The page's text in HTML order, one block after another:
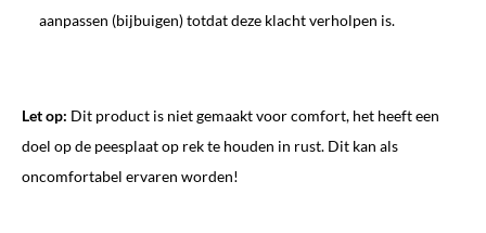
aanpassen (bijbuigen) totdat deze klacht verholpen is.
Let op: Dit product is niet gemaakt voor comfort, het heeft een
doel op de peesplaat op rek te houden in rust. Dit kan als
oncomfortabel ervaren worden!